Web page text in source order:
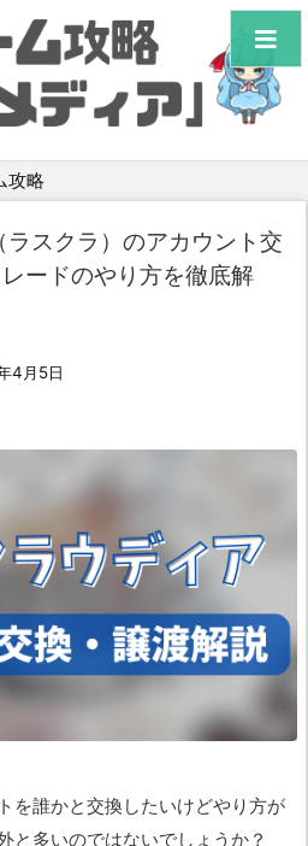
攻略
スクラ）のアカウント交
ードのやり方を徹底解
4月5日
を誰かと交換したいけどやり方が
と多いのではないでしょうか？